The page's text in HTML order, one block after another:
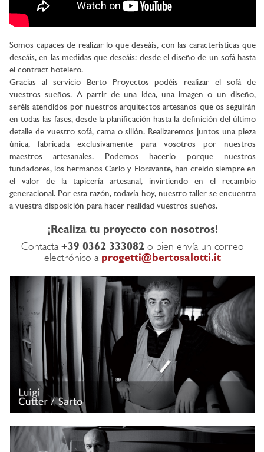
Somos capaces de realizar lo que deseáis, con las características que
deseáis, en las medidas que deseáis: desde el diseño de un sofá hasta
el contract hotelero.
Gracias al servicio Berto Proyectos podéis realizar el sofá de
vuestros sueños. A partir de una idea, una imagen o un diseño,
seréis atendidos por nuestros arquitectos artesanos que os seguirán
en todas las fases, desde la planificación hasta la definición del último
detalle de vuestro sofá, cama o sillón. Realizaremos juntos una pieza
única, fabricada exclusivamente para vosotros por nuestros
maestros artesanales. Podemos hacerlo porque nuestros
fundadores, los hermanos Carlo y Fioravante, han creído siempre en
el valor de la tapicería artesanal, invirtiendo en el recambio
generacional. Por esta razón, todavía hoy, nuestro taller se encuentra
a vuestra disposición para hacer realidad vuestros sueños.
¡Realiza tu proyecto con nosotros!
Contacta +39 0362 333082 o bien envía un correo
electrónico a progetti@bertosalotti.it